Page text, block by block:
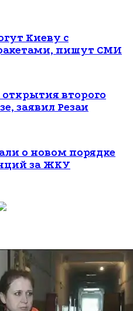
Киеву с
пишут СМИ
второго
заявил Резаи
о новом порядке
за ЖКУ